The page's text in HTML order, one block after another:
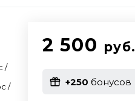
/
/
2 500 руб.
+250 бонусов